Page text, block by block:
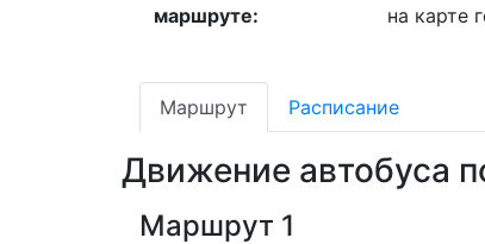
маршруте:
на карте
Маршрут Расписание
Движение автобуса
Маршрут 1